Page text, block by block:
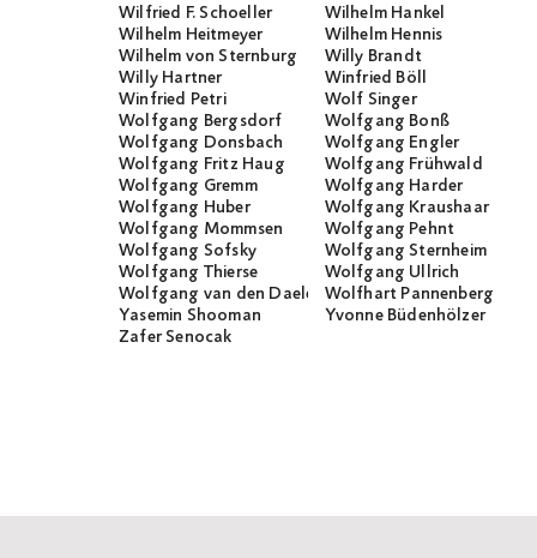
Wilfried F. Schoeller
Wilhelm Hankel
Wilhelm Heitmeyer
Wilhelm Hennis
Wilhelm von Sternburg
Willy Brandt
Willy Hartner
Winfried Böll
Winfried Petri
Wolf Singer
Wolfgang Bergsdorf
Wolfgang Bonß
Wolfgang Donsbach
Wolfgang Engler
Wolfgang Fritz Haug
Wolfgang Frühwald
Wolfgang Gremm
Wolfgang Harder
Wolfgang Huber
Wolfgang Kraushaar
Wolfgang Mommsen
Wolfgang Pehnt
Wolfgang Sofsky
Wolfgang Sternheim
Wolfgang Thierse
Wolfgang Ullrich
Wolfgang van den Daele
Wolfhart Pannenberg
Yasemin Shooman
Yvonne Büdenhölzer
Zafer Senocak